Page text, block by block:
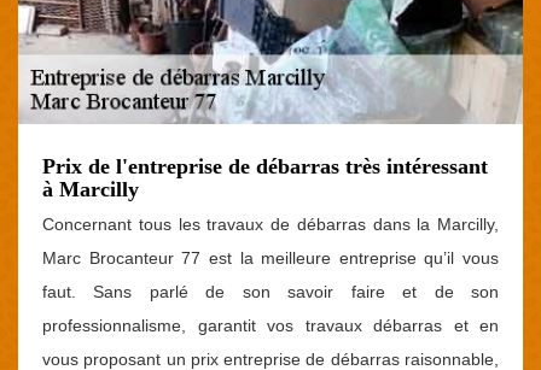
Prix de l'entreprise de débarras très intéressant
à Marcilly
Concernant tous les travaux de débarras dans la Marcilly,
Marc Brocanteur 77 est la meilleure entreprise qu’il vous
faut. Sans parlé de son savoir faire et de son
professionnalisme, garantit vos travaux débarras et en
vous proposant un prix entreprise de débarras raisonnable,